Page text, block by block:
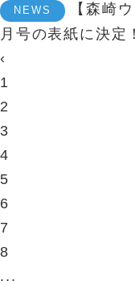
NEWS
【森崎
月号の表紙に決定！
‹
1
2
3
4
5
6
7
8
...